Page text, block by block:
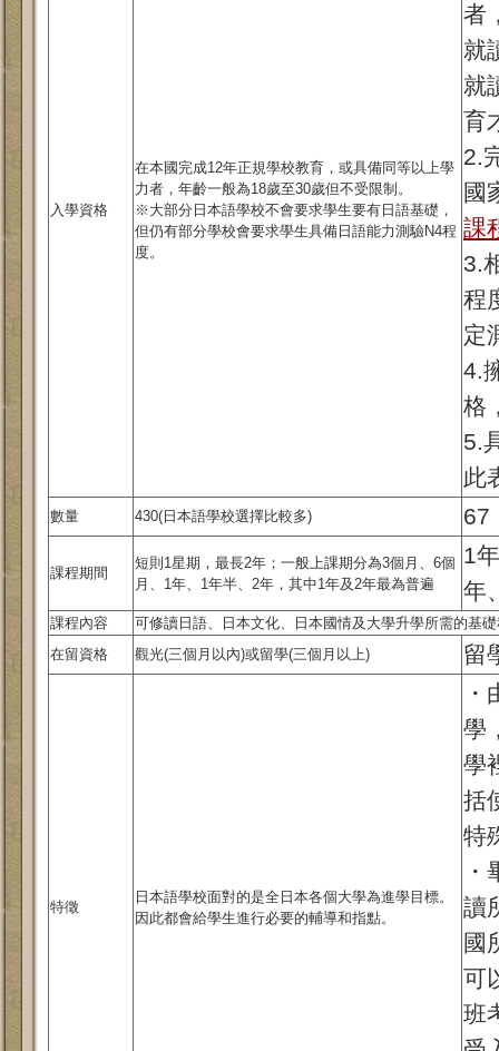
入學資格
在本國完成12年正規學校教育，或具備同等以上學
力者，年齡一般為18歲至30歲但不受限制。
※大部分日本語學校不會要求學生要有日語基礎，
但仍有部分學校會要求學生具備日語能力測驗N4程
度。
者
就
就
育
2.
國
課
3.
程
定
4.
格
5.
此
數量 430(日本語學校選擇比較多) 67
課程期間
短則1星期，最長2年；一般上課期分為3個月、6個
月、1年、1年半、2年，其中1年及2年最為普遍
1
年
課程內容
可修讀日語、日本文化、日本國情及大學升學所需的基
在留資格
觀光(三個月以內)或留學(三個月以上) 留
特徵
日本語學校面對的是全日本各個大學為進學目標。
因此都會給學生進行必要的輔導和指點。
學
學
括
特
讀
國
可
班